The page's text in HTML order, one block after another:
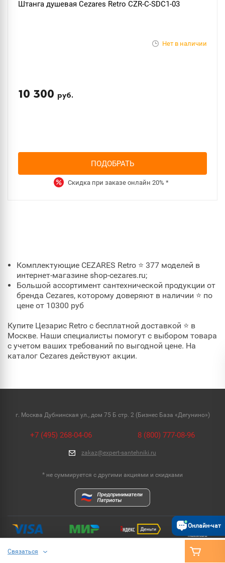
Штанга душевая Cezares Retro CZR-C-SDC1-03
Нет в наличии
10 300 руб.
ПОДОБРАТЬ
Скидка при заказе онлайн 20% *
Комплектующие CEZARES Retro ⭐ 377 моделей в
интернет-магазине shop-cezares.ru;
Большой ассортимент сантехнической продукции от
бренда Cezares, которому доверяют в наличии ⭐ по
цене от 10300 руб
Купите Цезарис Retro с бесплатной доставкой ⭐ в
Москве. Наши специалисты помогут с выбором товара
с учетом ваших требований по выгодной цене. На
каталог Cezares действуют акции.
г. Москва Дубнинская ул., дом 75 Б стр. 2 (Бизнес База «Дегунино»)
+7 (495) 268-04-06 8 (800) 777-08-96
zakaz@expert-santehniki.ru
* не суммируется с другими акциями и скидками
Связаться
Онлайн-чат